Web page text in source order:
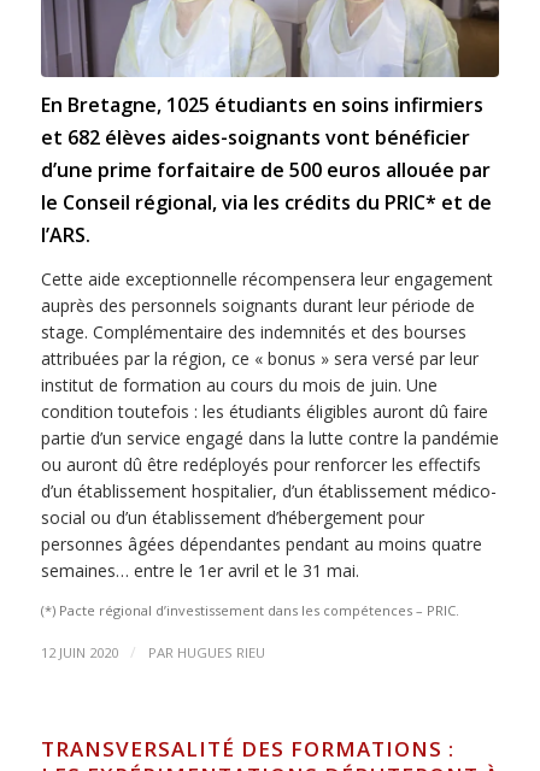
En Bretagne, 1025 étudiants en soins infirmiers
et 682 élèves aides-soignants vont bénéficier
d’une prime forfaitaire de 500 euros allouée par
le Conseil régional, via les crédits du PRIC* et de
l’ARS.
Cette aide exceptionnelle récompensera leur engagement
auprès des personnels soignants durant leur période de
stage. Complémentaire des indemnités et des bourses
attribuées par la région, ce « bonus » sera versé par leur
institut de formation au cours du mois de juin. Une
condition toutefois : les étudiants éligibles auront dû faire
partie d’un service engagé dans la lutte contre la pandémie
ou auront dû être redéployés pour renforcer les effectifs
d’un établissement hospitalier, d’un établissement médico-
social ou d’un établissement d’hébergement pour
personnes âgées dépendantes pendant au moins quatre
semaines… entre le 1er avril et le 31 mai.
(*) Pacte régional d’investissement dans les compétences – PRIC.
12 JUIN 2020 / PAR HUGUES RIEU
TRANSVERSALITÉ DES FORMATIONS :